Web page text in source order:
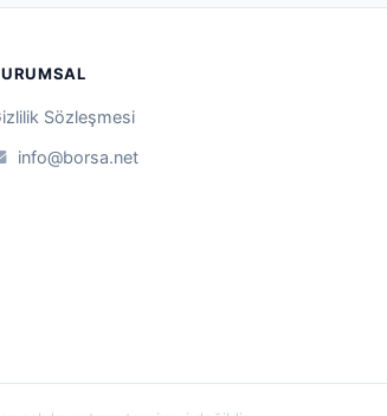
Sözleşmesi
info@borsa.net